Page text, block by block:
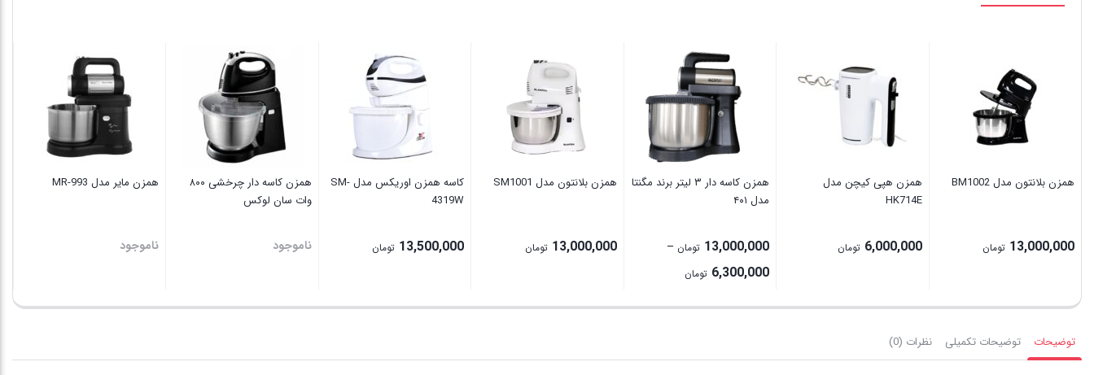
ھمزن بلانتون مدل BM1002
13,000,000 تومان
همزن هپی کیچن مدل
HK714E
6,000,000 تومان
همزن کاسه دار ۳ لیتر برند مگنتا
مدل ۴۰۱
13,000,000 تومان –
6,300,000 تومانPrice
13,000,000 تومان
ھمزن بلانتون مدل SM1001
13,000,000 تومان
کاسه همزن اوریکس مدل SM-
4319W
13,500,000 تومان
همزن کاسه دار چرخشی ۸۰۰
وات سان لوکس
ناموجود
همزن مایر مدل MR-993
ناموجود
توضیحات توضیحات تکمیلی نظرات (0)